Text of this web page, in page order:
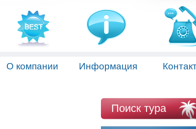
О компании Информация
Поиск тура